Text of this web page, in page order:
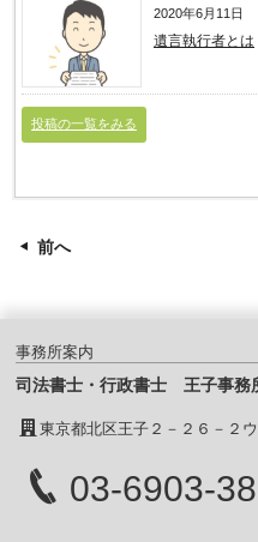
2020年6月11日
遺言執行者とは
投稿の一覧をみる
前へ
事務所案内
司法書士・行政書士 王子事務
東京都北区王子２－２６－２
03-6903-